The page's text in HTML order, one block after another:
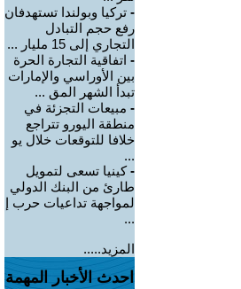
- تركيا وبولندا تستهدفان
رفع حجم التبادل
التجاري إلى 15 مليار ...
- اتفاقية التجارة الحرة
بين الأوراسي والإمارات
تبدأ الشهر المق ...
- مبيعات التجزئة في
منطقة اليورو تتراجع
خلافا للتوقعات خلال يو
...
-كينيا تسعى لتمويل
طارئ من البنك الدولي
لمواجهة تداعيات حرب إ
...
المزيد.....
احدث الأخبار المهمة